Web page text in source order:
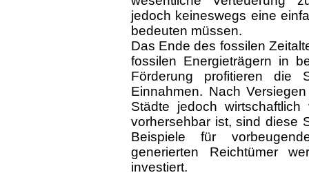
jedoch keineswegs eine
bedeuten müssen.
Das Ende des fossilen
fossilen Energieträgern in
Förderung profitieren die
Einnahmen. Nach
Städte jedoch
vorhersehbar ist, sind diese
Beispiele für
generierten Reichtümer
investiert.